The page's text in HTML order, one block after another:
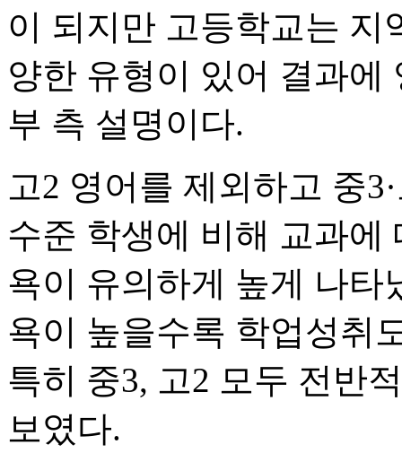
이 되지만 고등학교는
양한 유형이 있어 결과에
부 측 설명이다.
고2 영어를 제외하고 중
수준 학생에 비해 교과에
욕이 유의하게 높게 나타
욕이 높을수록 학업성취
특히 중3, 고2 모두 전반
보였다.